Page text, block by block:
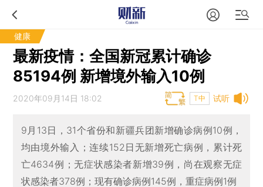
健康
最新疫情：全国新冠累计确诊
85194例 新增境外输入10例
试听
2020年09月14日 18:02 T中
9月13日，31个省份和新疆兵团新增确诊病例10例，
均由境外输入；连续152日无新增死亡病例，累计死
亡4634例；无症状感染者新增39例，尚在观察无症
状感染者378例；现有确诊病例145例，重症病例1例